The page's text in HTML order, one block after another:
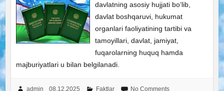
davlatning asosiy hujjati bo‘lib,
davlat boshqaruvi, hukumat
organlari faoliyatining tartibi va
tamoyillari, davlat, jamiyat,
fuqarolarning huquq hamda
majburiyatlari u bilan belgilanadi.
admin 08.12.2025 Faktlar No Comments